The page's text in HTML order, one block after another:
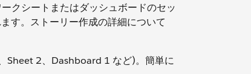
クシートまたはダッシュボードのセッ
す。ストーリー作成の詳細について
Sheet 2、Dashboard 1 など)。簡単に